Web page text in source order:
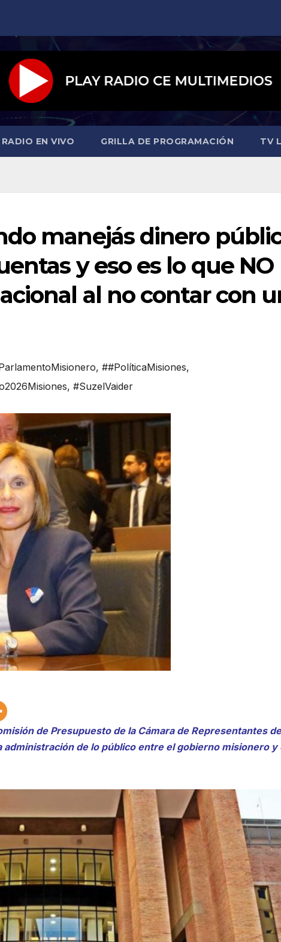
RADIO EN VIVO GRILLA DE PROGRAMACIÓN TV
manejás dinero
y eso es lo que NO
al no contar con
, ##PolíticaMisiones,
, #SuzelVaider
de Presupuesto de la Cámara de Representantes de
de lo público entre el gobierno misionero y